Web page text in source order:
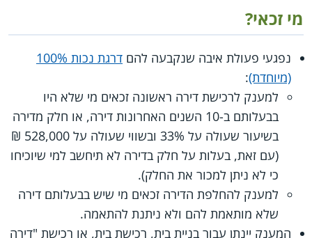
מי זכאי?
נפגעי פעולת איבה שנקבעה להם
דרגת נכות 100%
(מיוחדת):
למענק לרכישת דירה ראשונה זכאים מי שלא היו
בבעלותם ב-10 השנים האחרונות דירה, או חלק מדירה
בשיעור שעולה על 33% ובשווי שעולה על 528,000 ₪
(עם זאת, בעלות על חלק בדירה לא תיחשב למי שיוכיחו
כי לא ניתן למכור את החלק).
למענק להחלפת הדירה זכאים מי שיש בבעלותם דירה
שלא מותאמת להם ולא ניתנת להתאמה.
המענק יינתן עבור בניית בית, רכישת בית, או רכישת "דירה